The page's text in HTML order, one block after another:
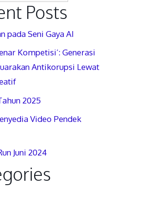
Posts
pada Seni Gaya AI
Kompetisi’: Generasi
Antikorupsi Lewat
2025
Video Pendek
Juni 2024